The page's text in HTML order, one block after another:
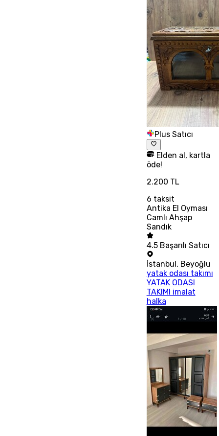
Plus Satıcı
Elden al, kartla
öde!
2.200 TL
6 taksit
Antika El Oyması
Camlı Ahşap
Sandık
4.5 Başarılı Satıcı
İstanbul, Beyoğlu
yatak odası takımı
YATAK ODASI
TAKIMI imalat
halka